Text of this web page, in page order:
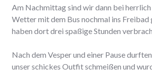
Am Nachmittag sind wir dann bei
Wetter mit dem Bus nochmal ins Freibad
haben dort drei spaßige Stunden
Nach dem Vesper und einer Pause
unser schickes Outfit schmeißen und